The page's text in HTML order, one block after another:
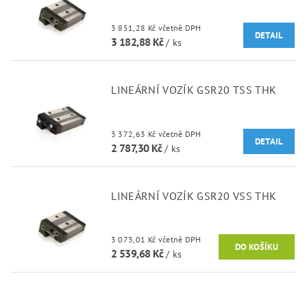
3 851,28 Kč včetně DPH
3 182,88 Kč/ ks
DETAIL
LINEÁRNÍ VOZÍK GSR20 TSS THK
3 372,63 Kč včetně DPH
2 787,30 Kč/ ks
DETAIL
LINEÁRNÍ VOZÍK GSR20 VSS THK
3 073,01 Kč včetně DPH
2 539,68 Kč/ ks